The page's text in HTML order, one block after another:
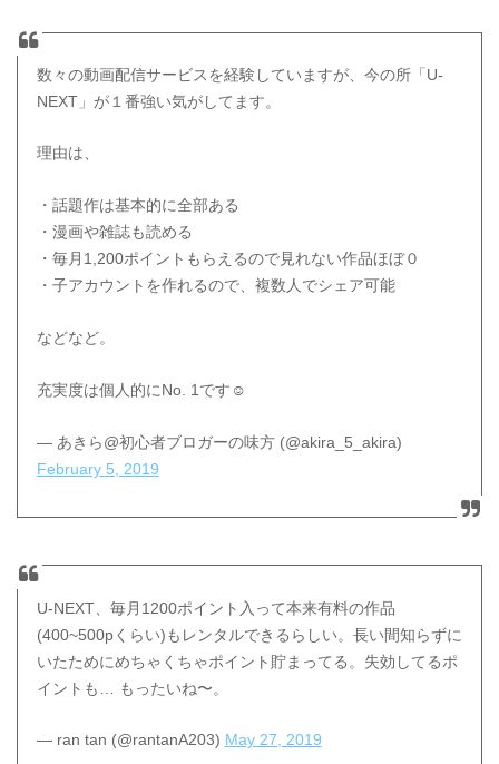
数々の動画配信サービスを経験していますが、今の所「U-
NEXT」が１番強い気がしてます。
理由は、
・話題作は基本的に全部ある
・漫画や雑誌も読める
・毎月1,200ポイントもらえるので見れない作品ほぼ０
・子アカウントを作れるので、複数人でシェア可能
などなど。
充実度は個人的にNo. 1です☺️
— あきら@初心者ブロガーの味方 (@akira_5_akira)
February 5, 2019
U-NEXT、毎月1200ポイント入って本来有料の作品
(400~500pくらい)もレンタルできるらしい。長い間知らずに
いたためにめちゃくちゃポイント貯まってる。失効してるポ
イントも… もったいね〜。
— ran tan (@rantanA203) May 27, 2019